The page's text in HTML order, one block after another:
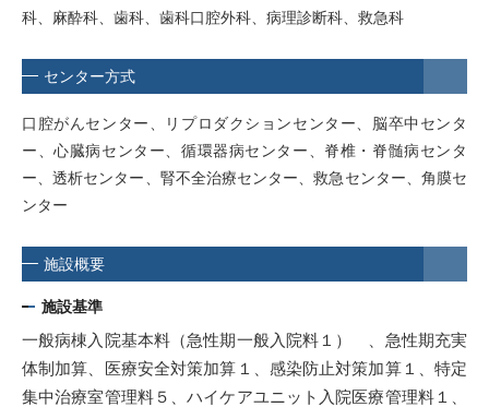
科、麻酔科、歯科、歯科口腔外科、病理診断科、救急科
センター方式
口腔がんセンター、リプロダクションセンター、脳卒中センタ
ー、心臓病センター、循環器病センター、脊椎・脊髄病センタ
ー、透析センター、腎不全治療センター、救急センター、角膜セ
ンター
施設概要
施設基準
一般病棟入院基本料（急性期一般入院料１） 、急性期充実
体制加算、医療安全対策加算１、感染防止対策加算１、特定
集中治療室管理料５、ハイケアユニット入院医療管理料１、